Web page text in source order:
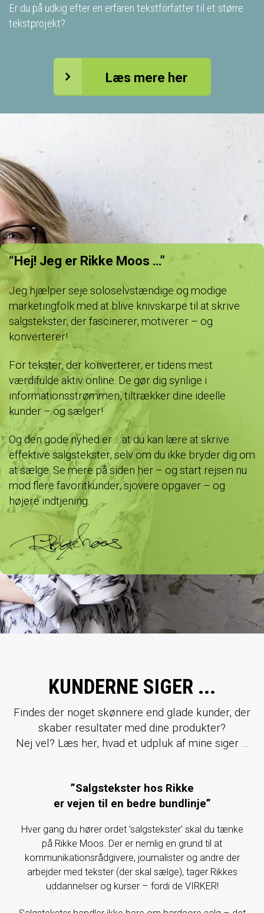
Er du på udkig efter en erfaren tekstforfatter til et større
tekstprojekt?
Læs mere her
“Hej! Jeg er Rikke Moos …”
Jeg hjælper seje soloselvstændige og modige
marketingfolk med at blive knivskarpe til at skrive
salgstekster, der fascinerer, motiverer – og
konverterer!
For tekster, der konverterer, er tidens mest
værdifulde aktiv online. De gør dig synlige i
informationsstrømmen, tiltrækker dine ideelle
kunder – og sælger!
Og den gode nyhed er ... at du kan lære at skrive
effektive salgstekster, selv om du ikke bryder dig om
at sælge. Se mere på siden her – og start rejsen nu
mod flere favoritkunder, sjovere opgaver – og
højere indtjening.
KUNDERNE SIGER ...
Findes der noget skønnere end glade kunder, der
skaber resultater med dine produkter?
Nej vel? Læs her, hvad et udpluk af mine siger ...
”Salgstekster hos Rikke
er vejen til en bedre bundlinje”
Hver gang du hører ordet ’salgstekster’ skal du tænke
på Rikke Moos. Der er nemlig en grund til at
kommunikationsrådgivere, journalister og andre der
arbejder med tekster (der skal sælge), tager Rikkes
uddannelser og kurser – fordi de VIRKER!